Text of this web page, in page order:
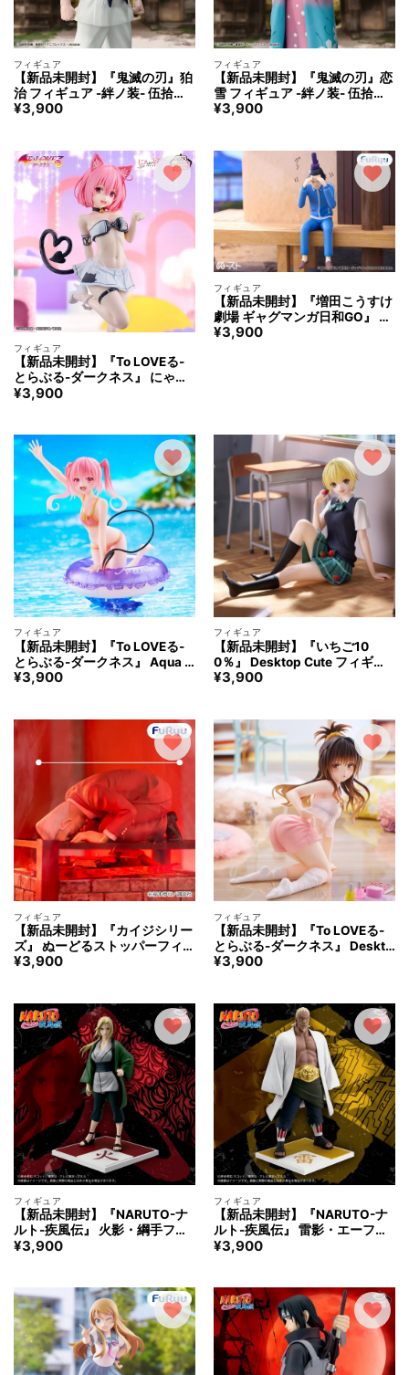
フィギュア
【新品未開封】『鬼滅の刃』狛
治 フィギュア -絆ノ装- 伍拾壱
ノ型
¥3,900
フィギュア
【新品未開封】『鬼滅の刃』恋
雪 フィギュア -絆ノ装- 伍拾弐
ノ型
¥3,900
フィギュア
【新品未開封】『To LOVEる-
とらぶる-ダークネス』 にゃー
るずこれくしょん モモ・ベリ
¥3,900
フィギュア
【新品未開封】『増田こうすけ
劇場 ギャグマンガ日和GO』 ぬ
ーどるストッパーフィギュア ー
¥3,900
フィギュア
【新品未開封】『To LOVEる-
とらぶる-ダークネス』 Aqua Fl
oat Girls フィギュア ナナ
¥3,900
フィギュア
【新品未開封】『いちご10
0％』 Desktop Cute フィギュ
ア 西野つかさ ～制服ver.～
¥3,900
フィギュア
【新品未開封】『カイジシリー
ズ』 ぬーどるストッパーフィギ
ュア ー 利根川 ー
¥3,900
フィギュア
【新品未開封】『To LOVEる-
とらぶる-ダークネス』 Deskto
p Cute フィギュア 結城美柑 ～
¥3,900
フィギュア
【新品未開封】『NARUTO-ナ
ルト-疾風伝』 火影・綱手フィ
ギュア～五影集結…!!～
¥3,900
フィギュア
【新品未開封】『NARUTO-ナ
ルト-疾風伝』 雷影・エーフィ
ギュア～五影集結…!!～
¥3,900